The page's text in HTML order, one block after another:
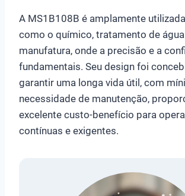
A MS1B108B é amplamente
como o químico, tratamento de
manufatura, onde a precisão e a
fundamentais. Seu design foi
garantir uma longa vida útil, com
necessidade de manutenção,
excelente custo-benefício para
contínuas e exigentes.